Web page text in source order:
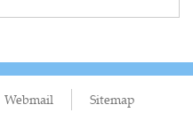
Webmail Sitemap